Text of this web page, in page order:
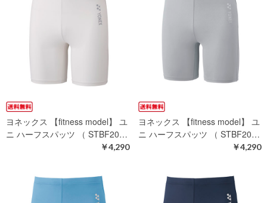
ヨネックス 【fitness model】 ユ
ニ ハーフスパッツ （ STBF20…
￥4,290
ヨネックス 【fitness model】 ユ
ニ ハーフスパッツ （ STBF20…
￥4,290